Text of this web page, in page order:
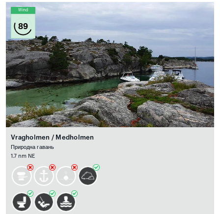
Wind
89
Vragholmen / Medholmen
Природна гавань
1.7 nm NE